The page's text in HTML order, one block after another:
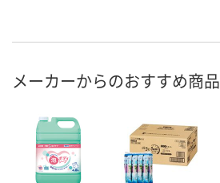
メーカーからのおすすめ商品